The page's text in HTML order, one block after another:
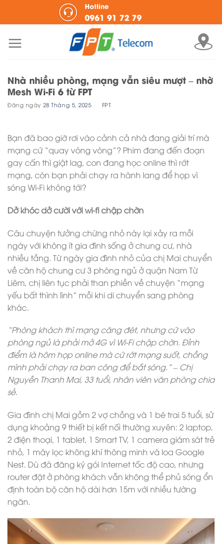
Hotline
0961 91 72 79
Nhà nhiều phòng, mạng vẫn siêu mượt – nhờ
Mesh Wi-Fi 6 từ FPT
Đăng ngày 28 Tháng 5, 2025 FPT
Bạn đã bao giờ rơi vào cảnh cả nhà đang giải trí mà
mạng cứ “quay vòng vòng”? Phim đang đến đoạn
gay cấn thì giật lag, con đang học online thì rớt
mạng, còn bạn phải chạy ra hành lang để họp vì
sóng Wi-Fi không tới?
Dở khóc dở cười với wi-fi chập chờn
Câu chuyện tưởng chừng nhỏ này lại xảy ra mỗi
ngày với không ít gia đình sống ở chung cư, nhà
nhiều tầng. Từ ngày gia đình nhỏ của chị Mai chuyển
về căn hộ chung cư 3 phòng ngủ ở quận Nam Từ
Liêm, chị liên tục phải than phiền về chuyện “mạng
yếu bất thình lình” mỗi khi di chuyển sang phòng
khác.
“Phòng khách thì mạng căng đét, nhưng cứ vào
phòng ngủ là phải mở 4G vì Wi-Fi chập chờn. Đỉnh
điểm là hôm họp online mà cứ rớt mạng suốt, chồng
mình phải chạy ra ban công để bắt sóng.” – Chị
Nguyễn Thanh Mai, 33 tuổi, nhân viên văn phòng chia
sẻ.
Gia đình chị Mai gồm 2 vợ chồng và 1 bé trai 5 tuổi, sử
dụng khoảng 9 thiết bị kết nối thường xuyên: 2 laptop,
2 điện thoại, 1 tablet, 1 Smart TV, 1 camera giám sát trẻ
nhỏ, 1 máy lọc không khí thông minh và loa Google
Nest. Dù đã đăng ký gói Internet tốc độ cao, nhưng
router đặt ở phòng khách vẫn không thể phủ sóng ổn
định toàn bộ căn hộ dài hơn 15m với nhiều tường
ngăn.